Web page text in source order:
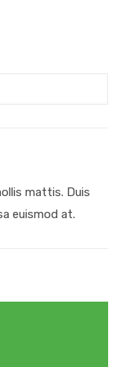
mattis. Duis
euismod at.